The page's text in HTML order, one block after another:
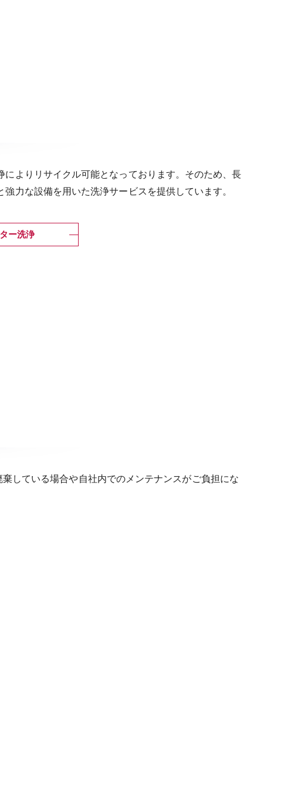
によりリサイクル可能となっております。そのため、長
強力な設備を用いた洗浄サービスを提供しています。
ー洗浄
している場合や自社内でのメンテナンスがご負担にな